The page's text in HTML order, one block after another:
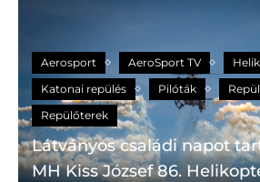
Aerosport AeroSport TV
Katonai repülés
Pilóták
Repülőterek
Látványos családi napot
MH Kiss József 86.